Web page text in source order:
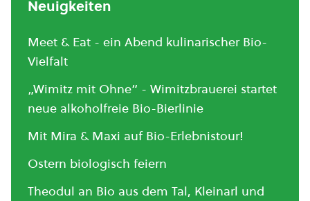
Neuigkeiten
Meet & Eat - ein Abend kulinarischer Bio-
Vielfalt
„Wimitz mit Ohne“ - Wimitzbrauerei startet
neue alkoholfreie Bio-Bierlinie
Mit Mira & Maxi auf Bio-Erlebnistour!
Ostern biologisch feiern
Theodul an Bio aus dem Tal, Kleinarl und